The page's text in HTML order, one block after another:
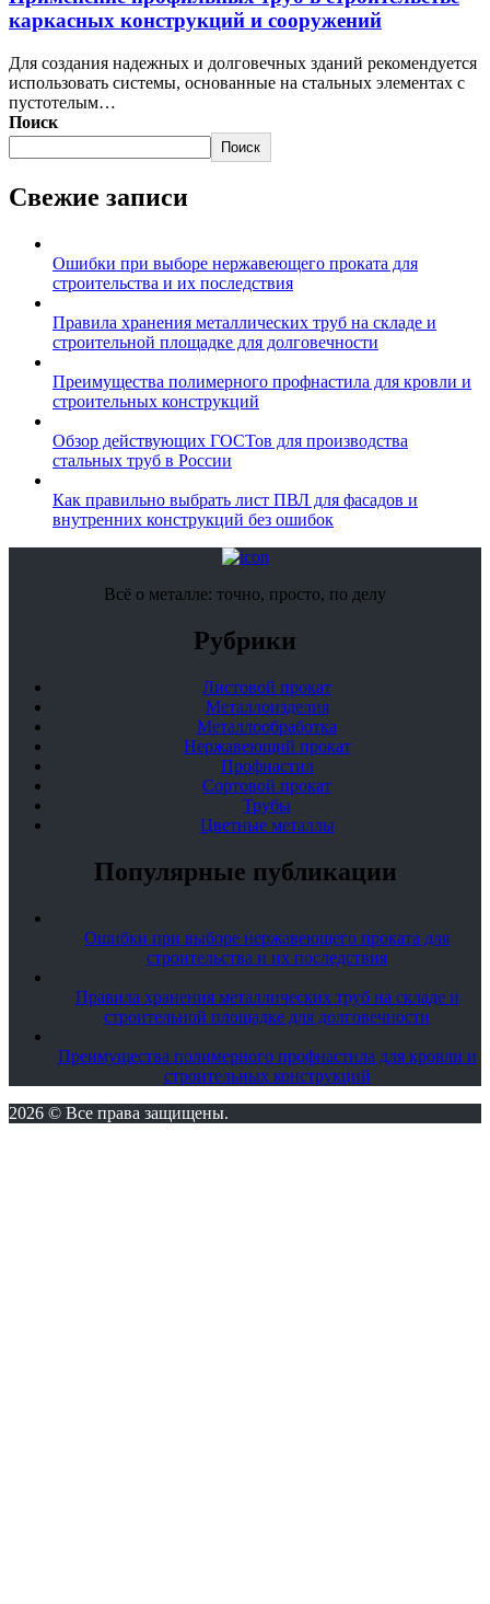
каркасных конструкций и сооружений
Для создания надежных и долговечных зданий рекомендуется
использовать системы, основанные на стальных элементах с
пустотелым…
Поиск
Поиск
Свежие записи
Ошибки при выборе нержавеющего проката для
строительства и их последствия
Правила хранения металлических труб на складе и
строительной площадке для долговечности
Преимущества полимерного профнастила для кровли и
строительных конструкций
Обзор действующих ГОСТов для производства
стальных труб в России
Как правильно выбрать лист ПВЛ для фасадов и
внутренних конструкций без ошибок
Всё о металле: точно, просто, по делу
Рубрики
Листовой прокат
Металлоизделия
Металлообработка
Нержавеющий прокат
Профнастил
Сортовой прокат
Трубы
Цветные металлы
Популярные публикации
Ошибки при выборе нержавеющего проката для
строительства и их последствия
Правила хранения металлических труб на складе и
строительной площадке для долговечности
Преимущества полимерного профнастила для кровли и
строительных конструкций
2026 © Все права защищены.